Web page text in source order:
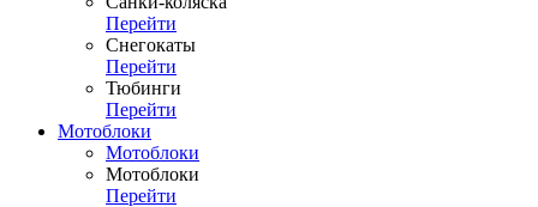
Перейти
Снегокаты
Перейти
Тюбинги
Перейти
Мотоблоки
Мотоблоки
Мотоблоки
Перейти